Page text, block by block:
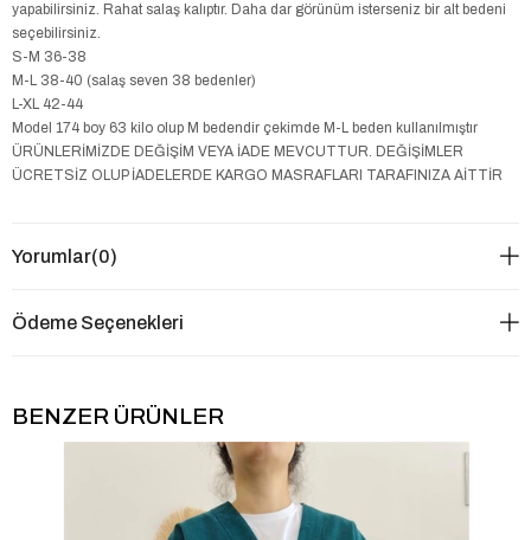
yapabilirsiniz. Rahat salaş kalıptır. Daha dar görünüm isterseniz bir alt bedeni
seçebilirsiniz.
S-M 36-38
M-L 38-40 (salaş seven 38 bedenler)
L-XL 42-44
Model 174 boy 63 kilo olup M bedendir çekimde M-L beden kullanılmıştır
ÜRÜNLERİMİZDE DEĞİŞİM VEYA İADE MEVCUTTUR. DEĞİŞİMLER
ÜCRETSİZ OLUP İADELERDE KARGO MASRAFLARI TARAFINIZA AİTTİR
Yorumlar(0)
Ödeme Seçenekleri
BENZER ÜRÜNLER